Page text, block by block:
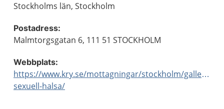
Stockholms län, Stockholm
Postadress:
Malmtorgsgatan 6, 111 51 STOCKHOLM
Webbplats:
https://www.kry.se/mottagningar/stockholm/gallerian-
sexuell-halsa/